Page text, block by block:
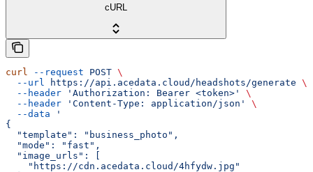
cURL
curl --request POST \
  --url
https://api.acedata.cloud/headshots/generate \
  --header
'Authorization: Bearer <token>'
\
  --header
'Content-Type: application/json'
\
  --data
'
{
  "template": "business_photo",
  "mode": "fast",
  "image_urls": [
    "https://cdn.acedata.cloud/4hfydw.jpg"